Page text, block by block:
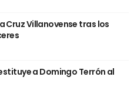
Cruz Villanovense tras los
a Domingo Terrón al